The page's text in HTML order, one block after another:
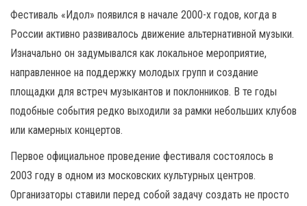
Фестиваль «Идол» появился в начале 2000-х годов, когда в
России активно развивалось движение альтернативной музыки.
Изначально он задумывался как локальное мероприятие,
направленное на поддержку молодых групп и создание
площадки для встреч музыкантов и поклонников. В те годы
подобные события редко выходили за рамки небольших клубов
или камерных концертов.
Первое официальное проведение фестиваля состоялось в
2003 году в одном из московских культурных центров.
Организаторы ставили перед собой задачу создать не просто